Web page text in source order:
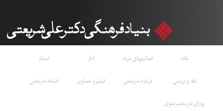
خانه فعالیتهای بنیاد آثار
اسناد
نقد و بررسی
درباره شریعتی فیلم و تصاویر
استاد شریعتی
پوران شریعت‌رضوی